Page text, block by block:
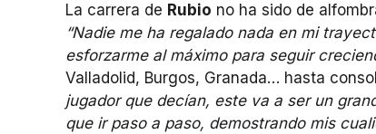
La carrera de Rubio no ha sido de
“Nadie me ha regalado nada en mi
esforzarme al máximo para seguir
Valladolid, Burgos, Granada… hasta
jugador que decían, este va a ser un
que ir paso a paso, demostrando mis